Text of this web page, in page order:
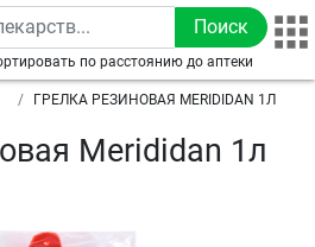
по расстоянию до аптеки
ГРЕЛКА РЕЗИНОВАЯ MERIDIDAN 1Л
Merididan 1л